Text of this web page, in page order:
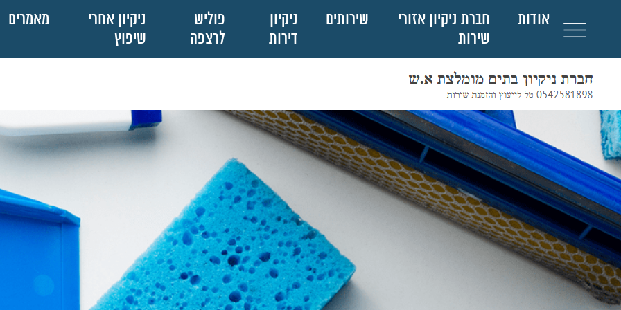
אודות
חברת ניקיון אזורי
שירות
שירותים
ניקיון
דירות
פוליש
לרצפה
ניקיון אחרי
שיפוץ
מאמרים